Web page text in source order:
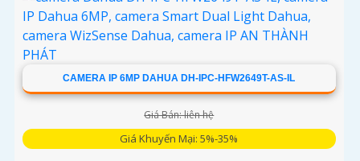
CAMERA IP 6MP DAHUA DH-IPC-HFW2649T-AS-IL
Giá Bán: liên hệ
Giá Khuyến Mại: 5%-35%